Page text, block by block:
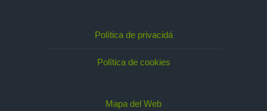
Política de privacidá
Política de cookies
Mapa del Web